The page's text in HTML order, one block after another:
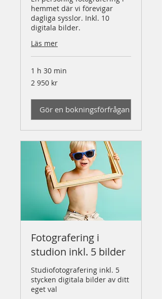
hemmet där vi förevigar
dagliga sysslor. Inkl. 10
digitala bilder.
Läs mer
1 h 30 min
2 950
svenska
2 950 kr
Gör en bokningsförfrågan
Fotografering i
studion inkl. 5 bilder
Studiofotografering inkl. 5
stycken digitala bilder av ditt
eget val